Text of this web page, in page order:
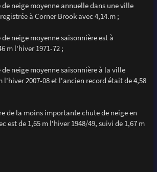
neige moyenne annuelle dans une ville
à Corner Brook avec 4,14.m ;
neige moyenne saisonnière est à
m l'hiver 1971-72 ;
neige moyenne saisonnière à la ville
l'hiver 2007-08 et l'ancien record était de 4,58
de la moins importante chute de neige en
est de 1,65 m l'hiver 1948/49, suivi de 1,67 m